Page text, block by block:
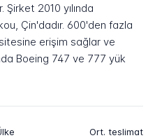
Şirket 2010 yılında
Çin'dadır. 600'den fazla
erişim sağlar ve
Boeing 747 ve 777 yük
Ort. teslimat